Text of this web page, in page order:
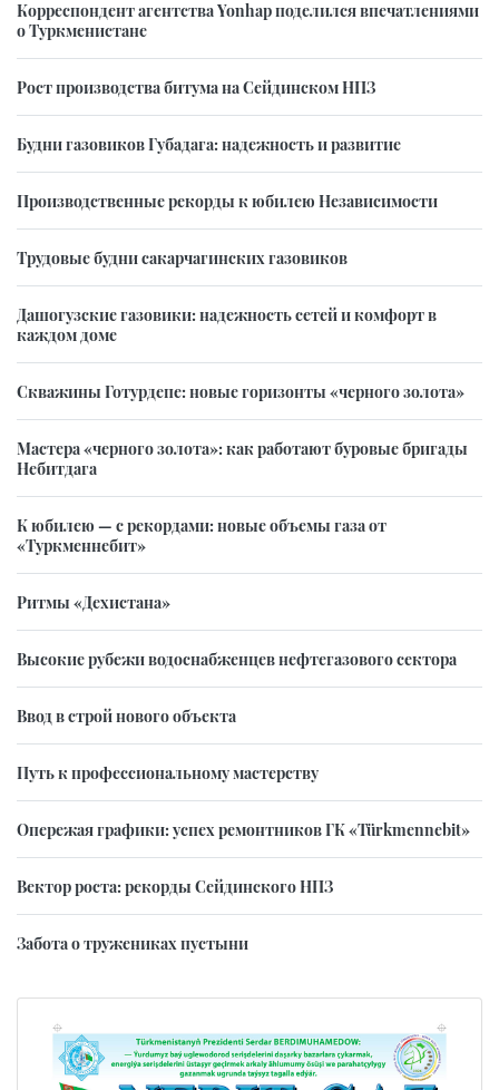
Корреспондент агентства Yonhap поделился впечатлениями
о Туркменистане
Рост производства битума на Сейдинском НПЗ
Будни газовиков Губадага: надежность и развитие
Производственные рекорды к юбилею Независимости
Трудовые будни сакарчагинских газовиков
Дашогузские газовики: надежность сетей и комфорт в
каждом доме
Скважины Готурдепе: новые горизонты «черного золота»
Мастера «черного золота»: как работают буровые бригады
Небитдага
К юбилею — с рекордами: новые объемы газа от
«Туркменнебит»
Ритмы «Дехистана»
Высокие рубежи водоснабженцев нефтегазового сектора
Ввод в строй нового объекта
Путь к профессиональному мастерству
Опережая графики: успех ремонтников ГК «Türkmennebit»
Вектор роста: рекорды Сейдинского НПЗ
Забота о тружениках пустыни